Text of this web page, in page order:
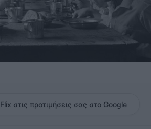
στις προτιμήσεις σας στο Google